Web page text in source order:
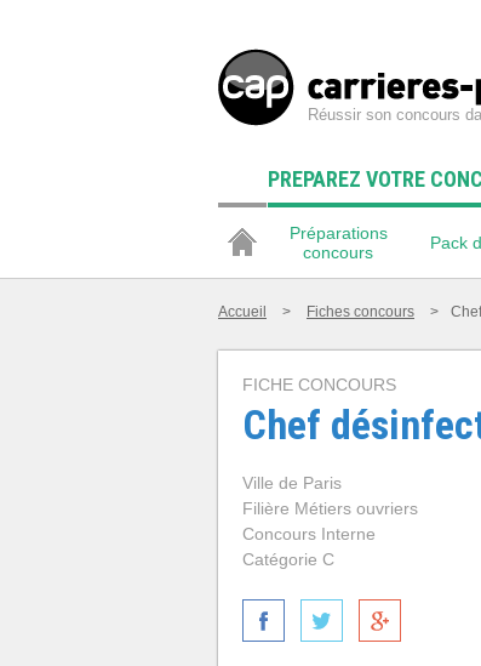
Réussir son concours
PREPAREZ VOTRE
Préparations
concours
Pack
Accueil > Fiches concours >
FICHE CONCOURS
Chef
Ville de Paris
Filière Métiers ouvriers
Concours Interne
Catégorie C